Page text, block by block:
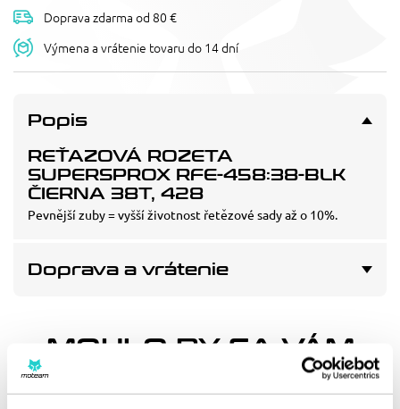
Doprava zdarma od 80 €
Výmena a vrátenie tovaru do 14 dní
Popis
REŤAZOVÁ ROZETA
SUPERSPROX RFE-458:38-BLK
ČIERNA 38T, 428
Pevnější zuby = vyšší životnost řetězové sady až o 10%.
Doprava a vrátenie
MOHLO BY SA VÁM